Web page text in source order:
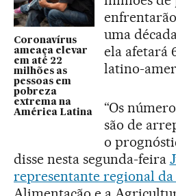
Coronavírus
ameaça elevar
em até 22
milhões as
pessoas em
pobreza
extrema na
América Latina
uma
ela afetará
latino-
“Os
são de
o
disse nesta segunda-feira
representante regional da